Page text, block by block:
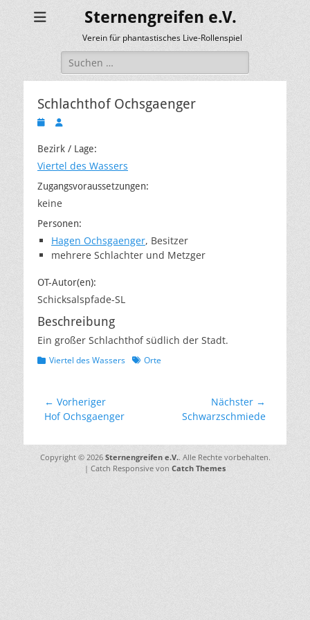
Sternengreifen e.V.
Verein für phantastisches Live-Rollenspiel
Suchen
nach:
Schlachthof Ochsgaenger
Veröffentlicht
Autor
Bezirk / Lage:
Viertel des Wassers
Zugangsvoraussetzungen:
keine
Personen:
Hagen Ochsgaenger, Besitzer
mehrere Schlachter und Metzger
OT-Autor(en):
Schicksalspfade-SL
Beschreibung
Ein großer Schlachthof südlich der Stadt.
Kategorien
Viertel des Wassers Schlagworte
Orte
Beitragsnavigation
← Vorheriger
Vorheriger
Hof Ochsgaenger
Nächster →
NächsterSchwarzschmiede
Copyright © 2026 Sternengreifen e.V.. Alle Rechte vorbehalten.
| Catch Responsive von Catch Themes